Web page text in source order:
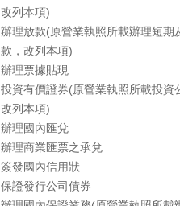
改列本項)
辦理放款(原營業執照所載辦理短
款，改列本項)
辦理票據貼現
投資有價證券(原營業執照所載投資
改列本項)
辦理國內匯兌
辦理商業匯票之承兌
簽發國內信用狀
保證發行公司債券